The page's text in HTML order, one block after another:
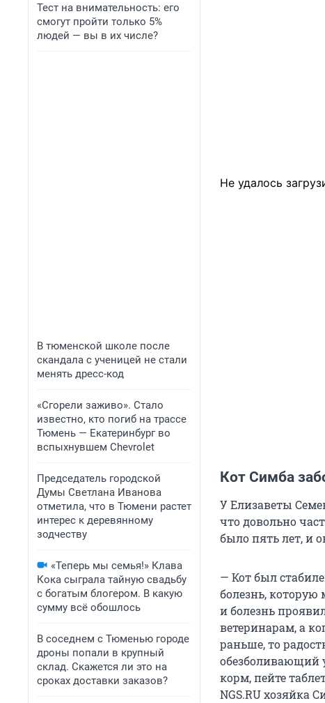
Тест на внимательность: его
смогут пройти только 5%
людей — вы в их числе?
В тюменской школе после
скандала с ученицей не стали
менять дресс-код
«Сгорели заживо». Стало
известно, кто погиб на трассе
Тюмень — Екатеринбург во
вспыхнувшем Chevrolet
Председатель городской
Думы Светлана Иванова
отметила, что в Тюмени растет
интерес к деревянному
зодчеству
«Теперь мы семья!» Клава
Кока сыграла тайную свадьбу
с богатым блогером. В какую
сумму всё обошлось
В соседнем с Тюменью городе
дроны попали в крупный
склад. Скажется ли это на
сроках доставки заказов?
Не удалось
Кот Симба
У Елизаветы
что довольно
было пять лет, и
— Кот был
болезнь,
и болезнь
ветеринарам, а
раньше, то
обезболивающий
корм, пейте
NGS.RU хозяйка